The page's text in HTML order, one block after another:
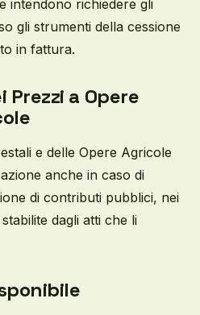
intendono richiedere gli
gli strumenti della cessione
in fattura.
a Opere
e delle Opere Agricole
anche in caso di
di contributi pubblici, nei
dagli atti che li